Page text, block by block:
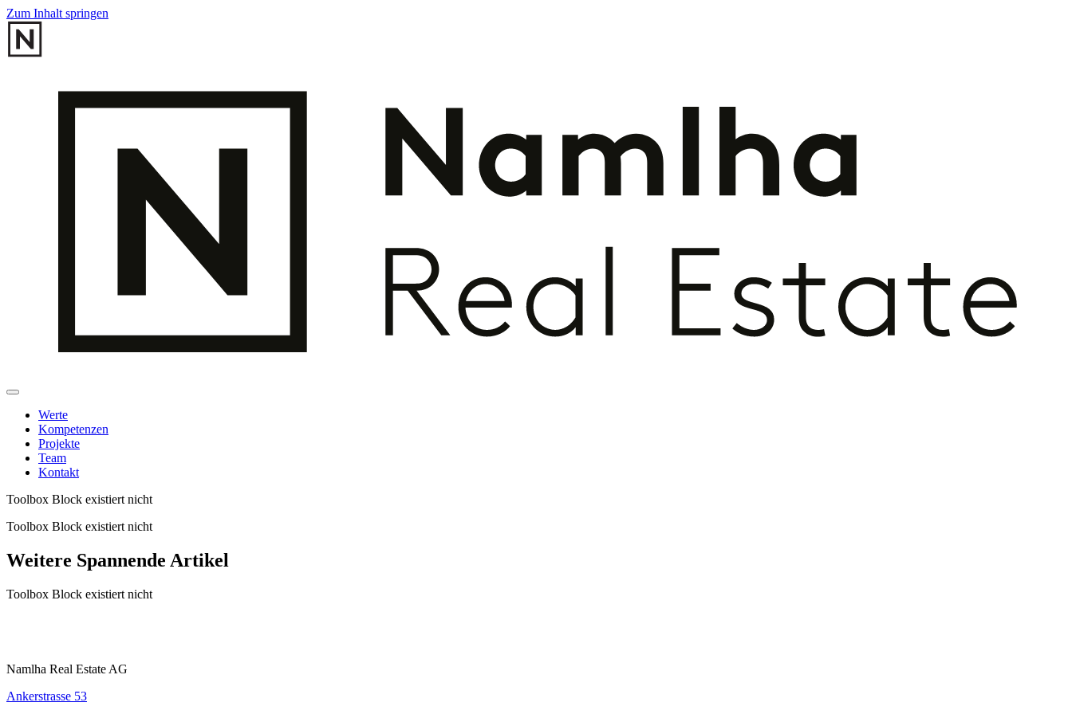
Zum Inhalt springen
Werte
Kompetenzen
Projekte
Team
Kontakt
Toolbox Block existiert nicht
Toolbox Block existiert nicht
Weitere Spannende Artikel
Toolbox Block existiert nicht
Namlha Real Estate AG
Ankerstrasse 53